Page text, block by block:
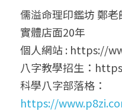
儒溢命理印鑑坊 鄭老
實體店面20年
個人網站 : https://
八字教學招生：
科學八字部落格：
https://